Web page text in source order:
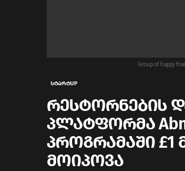
Group of happy
სტარტUP
რესტორნების
პლატფორმა
პროგრამაში £1
მოიპოვა